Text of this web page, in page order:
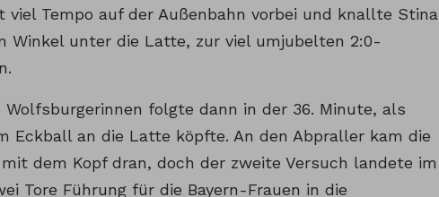
viel Tempo auf der Außenbahn vorbei und knallte Stina
Winkel unter die Latte, zur viel umjubelten 2:0-
folgte dann in der 36. Minute, als
Eckball an die Latte köpfte. An den Abpraller kam die
dem Kopf dran, doch der zweite Versuch landete im
Tore Führung für die Bayern-Frauen in die